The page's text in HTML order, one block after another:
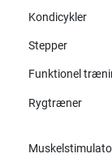
Kondicykler
Stepper
Funktionel
Rygtræner